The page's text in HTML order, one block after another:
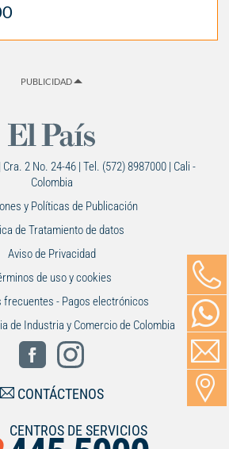
PUBLICIDAD
2 No. 24-46 | Tel. (572) 8987000 | Cali -
Colombia
y Políticas de Publicación
de Tratamiento de datos
Aviso de Privacidad
de uso y cookies
frecuentes - Pagos electrónicos
de Industria y Comercio de Colombia
CONTÁCTENOS
CENTROS DE SERVICIOS